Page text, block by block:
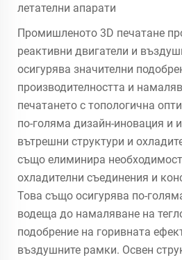
летателни апарати
Промишленото 3D печатане
реактивни двигатели и
осигурява значителни
производителността и
печатането с топологична
по-голяма дизайн-иновация и
вътрешни структури и
също елиминира
охладителни съединения и
Това също осигурява по-
водеща до намаляване на
подобрение на горивната
въздушните рамки. Освен